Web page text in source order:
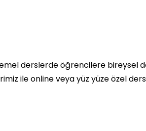
derslerde öğrencilere bireysel
ile online veya yüz yüze özel